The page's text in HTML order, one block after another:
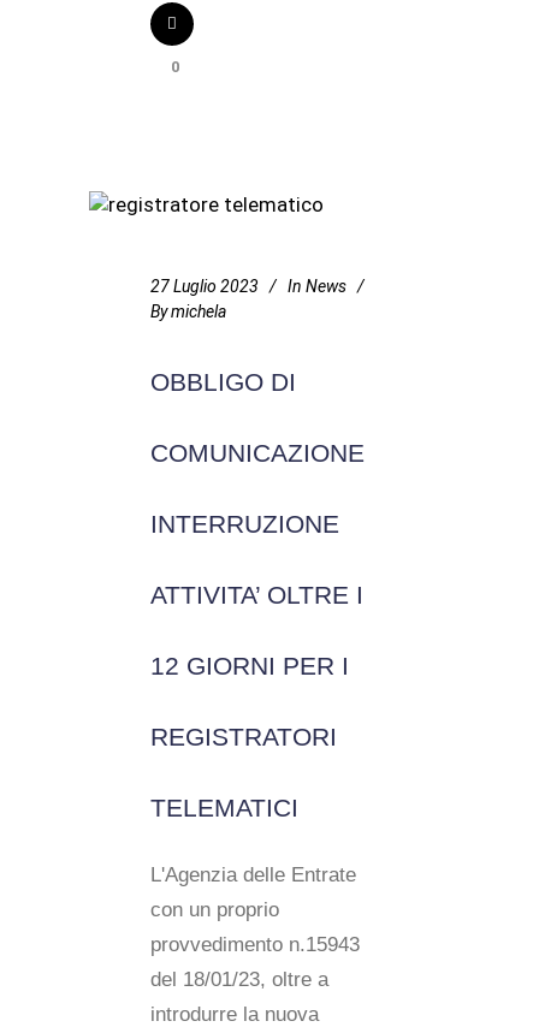
0
27 Luglio 2023 In News
Bymichela
OBBLIGO DI
COMUNICAZIONE
INTERRUZIONE
ATTIVITA’ OLTRE I
12 GIORNI PER I
REGISTRATORI
TELEMATICI
L'Agenzia delle Entrate
con un proprio
provvedimento n.15943
del 18/01/23, oltre a
introdurre la nuova